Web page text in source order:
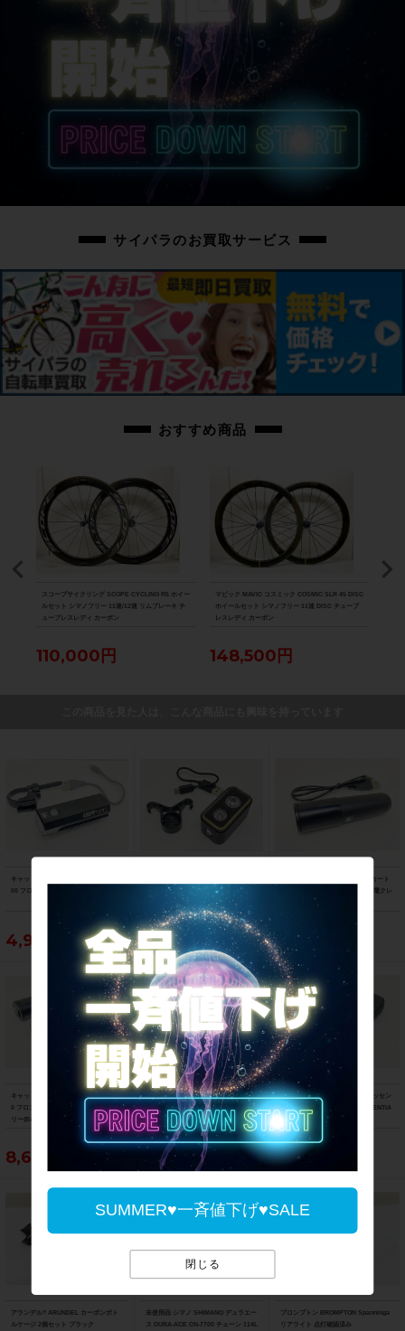
SUMMER♥一斉値下げ♥SALE
閉じる
サイパラのお買取サービス
おすすめ商品
スコープサイクリング SCOPE CYCLING R5 ホイー
ルセット シマノフリー 11速/12速 リムブレーキ チ
ューブレスレディ カーボン
110,000円
マビック MAVIC コスミック COSMIC SLR 45 DISC
ホイールセット シマノフリー 11速 DISC チューブ
レスレディ カーボン
148,500円
キャットアイ CATEYE アンプ AMPP5
00 フロントライト 点灯確認済み
4,950円
ミー SEEMEE300 リアライト 点灯確
5,390円
キャットアイ CATEYE VOLT用 カート
リッジバッテリー BA-2.2 急速充電クレ
5,390円
キャットアイ CATEYE ボルト VOLT80
0 フロントライト カートリッジバッテ
リー(BA-3.4) 充電クレードル3(CRA-00
8,690円
美品 ガーミン GARMIN カメラ搭載リ
アビューレーダー リアライト 点灯確認
済み
43,890円
ラファ Rapha レインプルーフエッセン
シャルケース RAINPROOF ESSENTIA
L CASE
5,390円
アランデル? ARUNDEL カーボンボト
ルケージ 2個セット ブラック
未使用品 シマノ SHIMANO デュラエー
ス DURA-ACE CN-7700 チェーン 114L
ブロンプトン BROMPTON Spanninga
リアライト 点灯確認済み